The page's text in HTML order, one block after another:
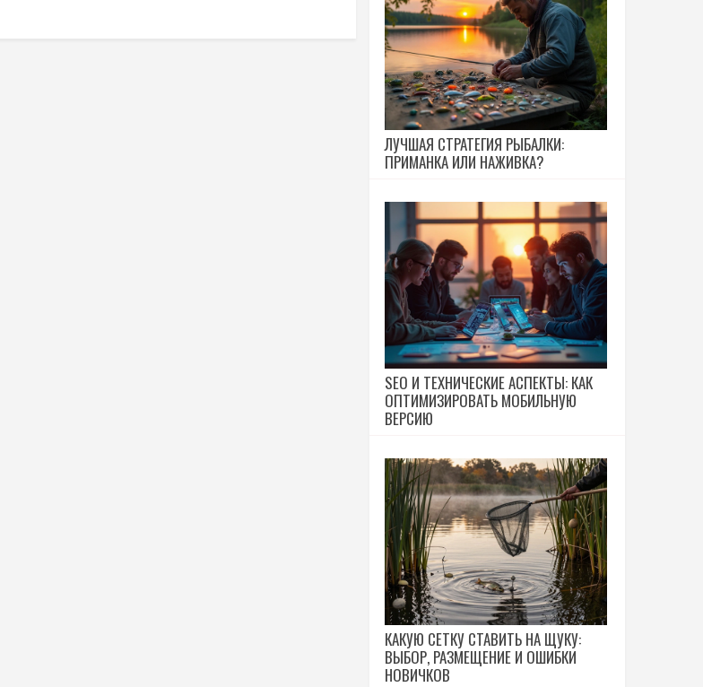
ЛУЧШАЯ СТРАТЕГИЯ РЫБАЛКИ:
ПРИМАНКА ИЛИ НАЖИВКА?
SEO И ТЕХНИЧЕСКИЕ АСПЕКТЫ: КАК
ОПТИМИЗИРОВАТЬ МОБИЛЬНУЮ
ВЕРСИЮ
КАКУЮ СЕТКУ СТАВИТЬ НА ЩУКУ:
ВЫБОР, РАЗМЕЩЕНИЕ И ОШИБКИ
НОВИЧКОВ